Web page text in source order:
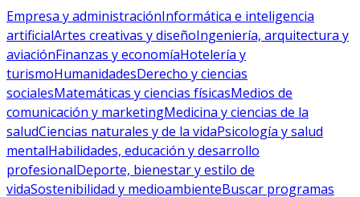
Empresa y administraciónInformática e inteligencia
artificialArtes creativas y diseñoIngeniería, arquitectura y
aviaciónFinanzas y economíaHotelería y
turismoHumanidadesDerecho y ciencias
socialesMatemáticas y ciencias físicasMedios de
comunicación y marketingMedicina y ciencias de la
saludCiencias naturales y de la vidaPsicología y salud
mentalHabilidades, educación y desarrollo
profesionalDeporte, bienestar y estilo de
vidaSostenibilidad y medioambienteBuscar programas